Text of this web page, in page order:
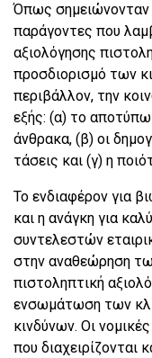
Όπως σημειώνονταν
παράγοντες που
αξιολόγησης
προσδιορισμό των
περιβάλλον, την
εξής: (α) το
άνθρακα, (β) οι
τάσεις και (γ) η
Το ενδιαφέρον για
και η ανάγκη για
συντελεστών
στην αναθεώρηση
πιστοληπτική
ενσωμάτωση των
κινδύνων. Οι
που διαχειρίζονται